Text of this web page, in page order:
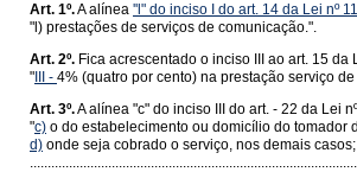
Art. 1º.A alínea ''l" do inciso I do art. 14 da Lei nº
"l) prestações de serviços de comunicação.".
Art. 2º. Fica acrescentado o inciso III ao art. 15 da
" III - 4% (quatro por cento) na prestação serviço
Art. 3º.A alínea "c" do inciso III do art. - 22 da Lei
"c) o do estabelecimento ou domicílio do tomador
d) onde seja cobrado o serviço, nos demais casos;